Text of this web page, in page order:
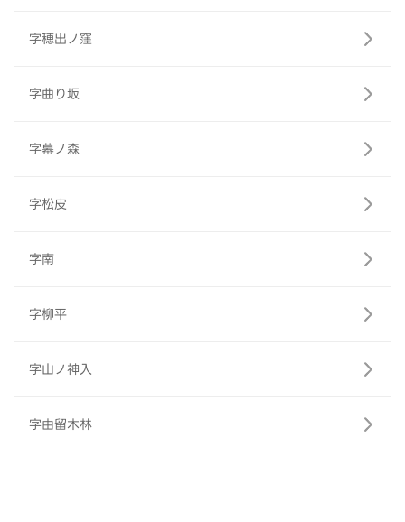
字穂出ノ窪
字曲り坂
字幕ノ森
字松皮
字南
字柳平
字山ノ神入
字由留木林